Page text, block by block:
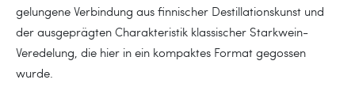
gelungene Verbindung aus finnischer Destillationskunst und
der ausgeprägten Charakteristik klassischer Starkwein-
Veredelung, die hier in ein kompaktes Format gegossen
wurde.